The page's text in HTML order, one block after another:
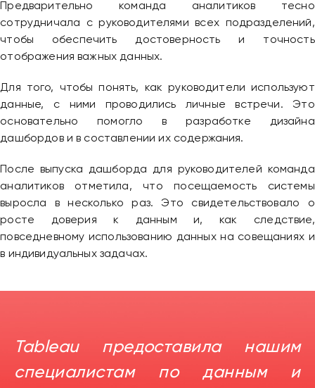
Предварительно команда аналитиков тесно
сотрудничала с руководителями всех подразделений,
чтобы обеспечить достоверность и точность
отображения важных данных.
Для того, чтобы понять, как руководители используют
данные, с ними проводились личные встречи. Это
основательно помогло в разработке дизайна
дашбордов и в составлении их содержания.
После выпуска дашборда для руководителей команда
аналитиков отметила, что посещаемость системы
выросла в несколько раз. Это свидетельствовало о
росте доверия к данным и, как следствие,
повседневному использованию данных на совещаниях и
в индивидуальных задачах.
Tableau предоставила нашим
специалистам по данным и